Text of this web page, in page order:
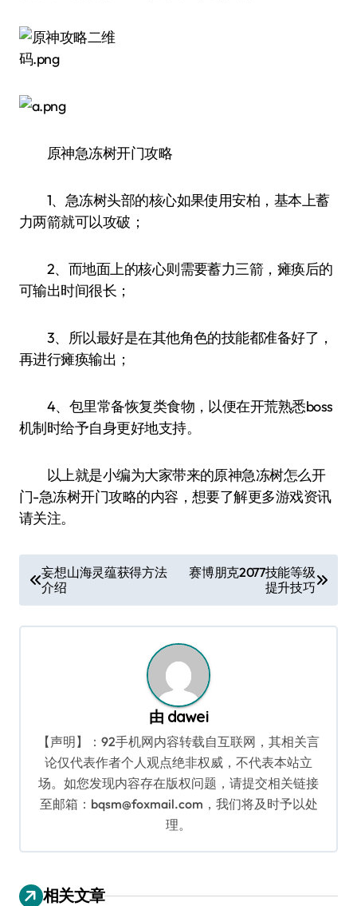
原神急冻树开门攻略
1、急冻树头部的核心如果使用安柏，基本上蓄
力两箭就可以攻破；
2、而地面上的核心则需要蓄力三箭，瘫痪后的
可输出时间很长；
3、所以最好是在其他角色的技能都准备好了，
再进行瘫痪输出；
4、包里常备恢复类食物，以便在开荒熟悉boss
机制时给予自身更好地支持。
以上就是小编为大家带来的原神急冻树怎么开
门-急冻树开门攻略的内容，想要了解更多游戏资讯
请关注。
章
导
妄想山海灵蕴获得方法
介绍
赛博朋克2077技能等级
提升技巧
由 dawei
【声明】：92手机网内容转载自互联网，其相关言
论仅代表作者个人观点绝非权威，不代表本站立
场。如您发现内容存在版权问题，请提交相关链接
至邮箱：bqsm@foxmail.com，我们将及时予以处
理。
相关文章